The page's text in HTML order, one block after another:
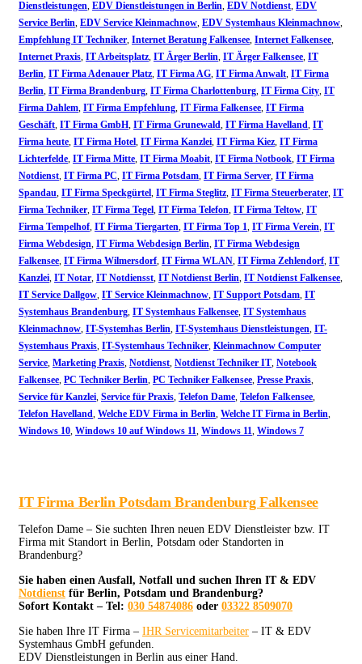
Dienstleistungen EDV Dienstleistungen in Berlin EDV Notdienst EDV
Service Berlin EDV Service Kleinmachnow EDV Systemhaus Kleinmachnow
Empfehlung IT Techniker Internet Beratung Falkensee Internet Falkensee
Internet Praxis IT Arbeitsplatz IT Ärger Berlin IT Ärger Falkensee IT
Berlin IT Firma Adenauer Platz IT Firma AG IT Firma Anwalt IT Firma
Berlin IT Firma Brandenburg IT Firma Charlottenburg IT Firma City IT
Firma Dahlem IT Firma Empfehlung IT Firma Falkensee IT Firma
Geschäft IT Firma GmbH IT Firma Grunewald IT Firma Havelland IT
Firma heute IT Firma Hotel IT Firma Kanzlei IT Firma Kiez IT Firma
Lichterfelde IT Firma Mitte IT Firma Moabit IT Firma Notbook IT Firma
Notdienst IT Firma PC IT Firma Potsdam IT Firma Server IT Firma
Spandau IT Firma Speckgürtel IT Firma Steglitz IT Firma Steuerberater IT
Firma Techniker IT Firma Tegel IT Firma Telefon IT Firma Teltow IT
Firma Tempelhof, IT Firma Tiergarten IT Firma Top 1 IT Firma Verein IT
Firma Webdesign IT Firma Webdesign Berlin IT Firma Webdesign
Falkensee IT Firma Wilmersdorf, IT Firma WLAN IT Firma Zehlendorf, IT
Kanzlei IT Notar IT Notdiensst IT Notdienst Berlin IT Notdienst Falkensee
IT Service Dallgow IT Service Kleinmachnow IT Support Potsdam IT
Systemhaus Brandenburg IT Systemhaus Falkensee IT Systemhaus
Kleinmachnow IT-Systemhas Berlin IT-Systemhaus Dienstleistungen IT-
Systemhaus Praxis IT-Systemhaus Techniker Kleinmachnow Computer
Service Marketing Praxis Notdienst Notdienst Techniker IT Notebook
Falkensee PC Techniker Berlin PC Techniker Falkensee Presse Praxis
Service für Kanzlei Service für Praxis Telefon Dame Telefon Falkensee
Telefon Havelland Welche EDV Firma in Berlin Welche IT Firma in Berlin
Windows 10 Windows 10 auf Windows 11 Windows 11 Windows 7
IT Firma Berlin Potsdam Brandenburg Falkensee
Telefon Dame – Sie suchten Ihren neuen EDV Dienstleister bzw. IT
Firma mit Standort in Berlin, Potsdam oder Standorten in
Brandenburg?
Sie haben einen Ausfall, Notfall und suchen Ihren IT & EDV
Notdienst für Berlin, Potsdam und Brandenburg?
Sofort Kontakt – Tel: 030 54874086 oder 03322 8509070
Sie haben Ihre IT Firma – IHR Servicemitarbeiter – IT & EDV
Systemhaus GmbH gefunden.
EDV Dienstleistungen in Berlin aus einer Hand.